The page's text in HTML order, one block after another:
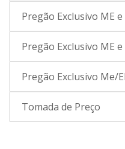
Pregão Exclusivo ME e
Pregão Exclusivo ME
Pregão Exclusivo Me/
Tomada de Preço